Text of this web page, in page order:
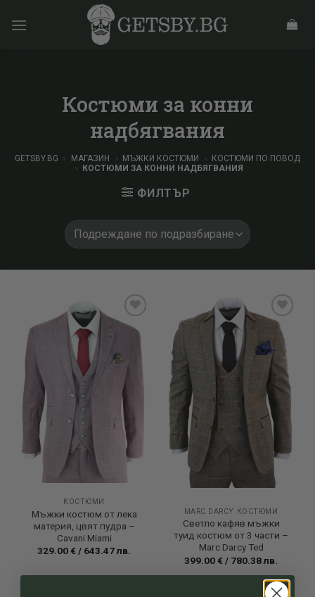
Костюми за конни
надбягвания
GETSBY.BG МАГАЗИН МЪЖКИ КОСТЮМИ
КОСТЮМИ ПО ПОВОД
КОСТЮМИ ЗА КОННИ НАДБЯГВАНИЯ
ФИЛТЪР
Add to
wishlist
КОСТЮМИ
Мъжки костюм от лека
материя, цвят пудра –
Cavani Miami
329.00 €/ 643.47лв.
Add to
wishlist
MARC DARCY КОСТЮМИ
Светло кафяв мъжки
туид костюм от 3 части –
Marc Darcy Ted
399.00 € / 780.38лв.